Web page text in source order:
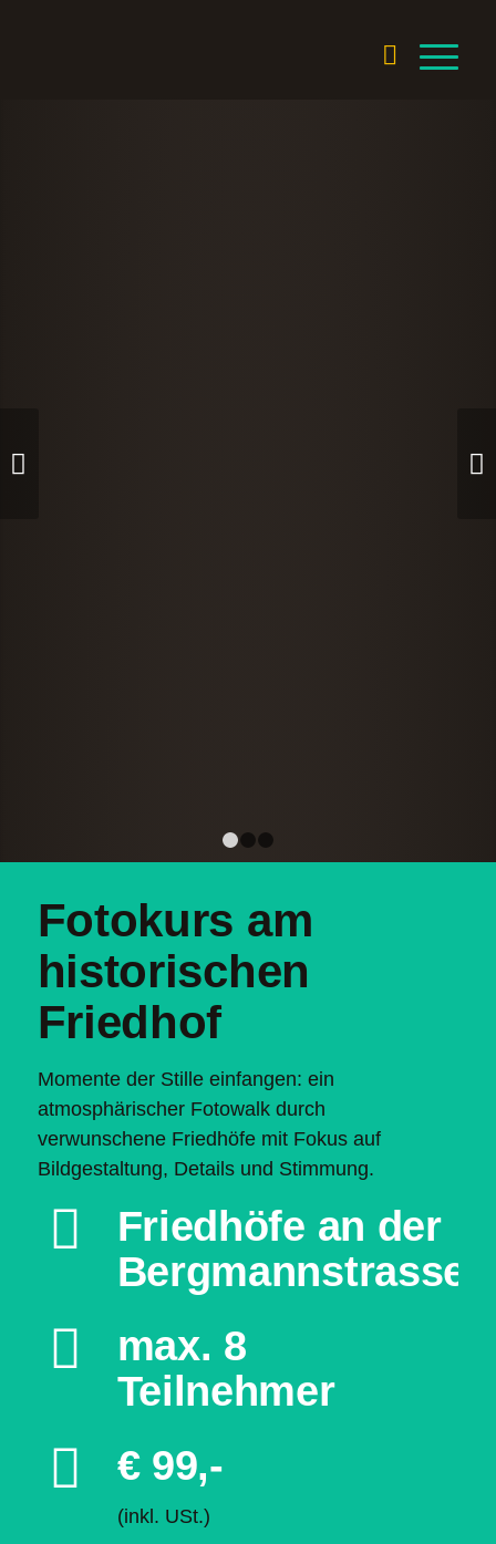
Fotokurs am
historischen
Friedhof
Momente der Stille einfangen: ein
atmosphärischer Fotowalk durch
verwunschene Friedhöfe mit Fokus auf
Bildgestaltung, Details und Stimmung.
Friedhöfe an der
Bergmannstrasse
max. 8
Teilnehmer
€ 99,-
(inkl. USt.)